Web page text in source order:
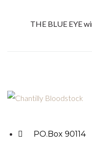
THE BLUE EYE
PO.Box 90114